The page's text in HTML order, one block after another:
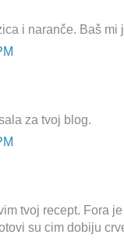
i naranče. Baš mi
za tvoj blog.
tvoj recept. Fora
su cim dobiju